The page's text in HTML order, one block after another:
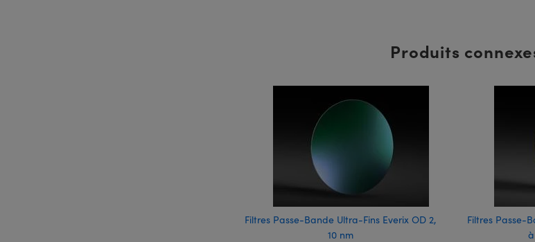
Produits
Filtres Passe-Bande Ultra-Fins Everix OD 2,
10 nm
Filtres Passe-